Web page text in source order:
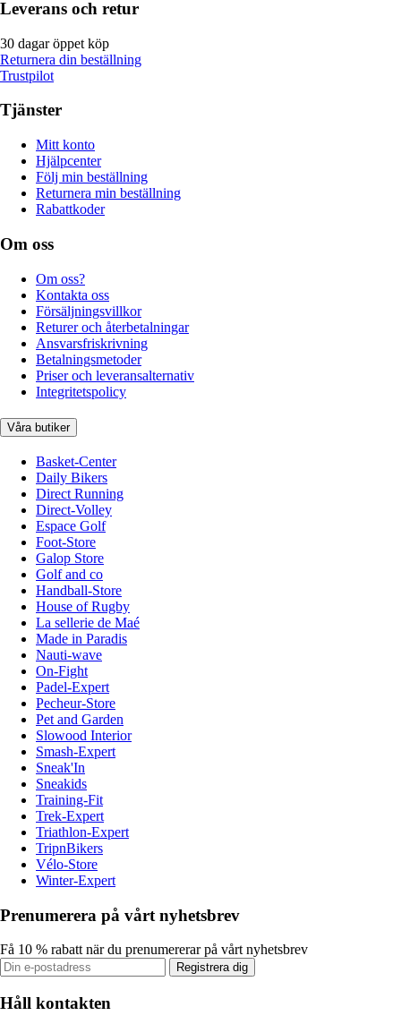
Leverans och retur
30 dagar öppet köp
Returnera din beställning
Trustpilot
Tjänster
Mitt konto
Hjälpcenter
Följ min beställning
Returnera min beställning
Rabattkoder
Om oss
Om oss?
Kontakta oss
Försäljningsvillkor
Returer och återbetalningar
Ansvarsfriskrivning
Betalningsmetoder
Priser och leveransalternativ
Integritetspolicy
Våra butiker
Basket-Center
Daily Bikers
Direct Running
Direct-Volley
Espace Golf
Foot-Store
Galop Store
Golf and co
Handball-Store
House of Rugby
La sellerie de Maé
Made in Paradis
Nauti-wave
On-Fight
Padel-Expert
Pecheur-Store
Pet and Garden
Slowood Interior
Smash-Expert
Sneak'In
Sneakids
Training-Fit
Trek-Expert
Triathlon-Expert
TripnBikers
Vélo-Store
Winter-Expert
Prenumerera på vårt nyhetsbrev
Få 10 % rabatt när du prenumererar på vårt nyhetsbrev
Registrera dig
Håll kontakten